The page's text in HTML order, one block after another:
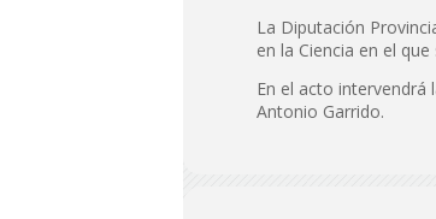
La Diputación
en la Ciencia en el
En el acto intervendrá
Antonio Garrido.